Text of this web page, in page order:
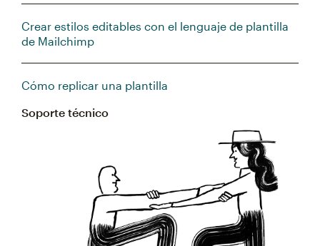
Crear estilos editables con el lenguaje de plantilla
de Mailchimp
Cómo replicar una plantilla
Soporte técnico